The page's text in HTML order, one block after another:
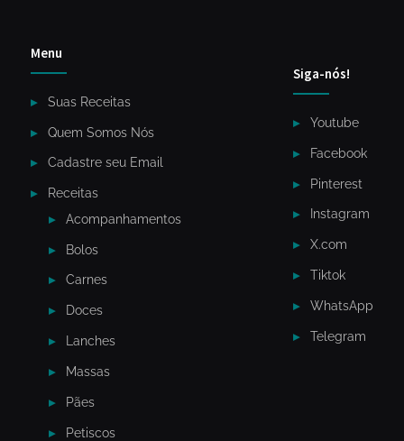
Menu
Suas Receitas
Quem Somos Nós
Cadastre seu Email
Receitas
Acompanhamentos
Bolos
Carnes
Doces
Lanches
Massas
Pães
Petiscos
Siga-nós!
Youtube
Facebook
Pinterest
Instagram
X.com
Tiktok
WhatsApp
Telegram